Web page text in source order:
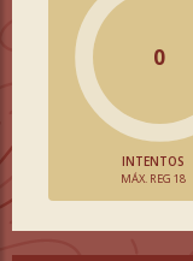
0
INTENTOS
MÁX. REG 18